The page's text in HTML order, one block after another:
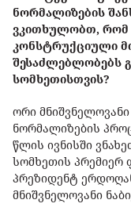
ნორმალიზების
ვკითხულობთ, რომ
კონსტრუქციული
შესაძლებლობებს
სომხეთისთვის?
ორი
ნორმალიზების
წლის ივნისში
სომხეთის პრემიერ
პრეზიდენტ
მნიშვნელოვანი